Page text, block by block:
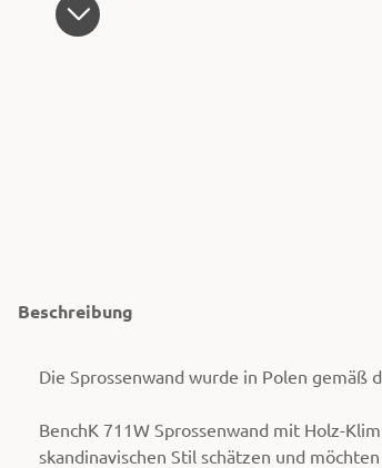
Beschreibung
Die Sprossenwand wurde in Polen gemäß
BenchK 711W Sprossenwand mit Holz-
skandinavischen Stil schätzen und